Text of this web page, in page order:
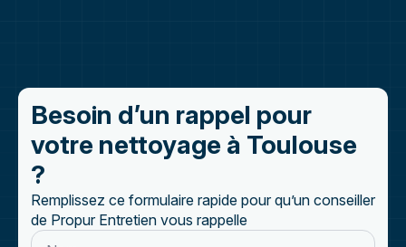
Besoin d’un rappel pour
votre nettoyage à Toulouse
?
Remplissez ce formulaire rapide pour qu’un conseiller
de Propur Entretien vous rappelle
Nom